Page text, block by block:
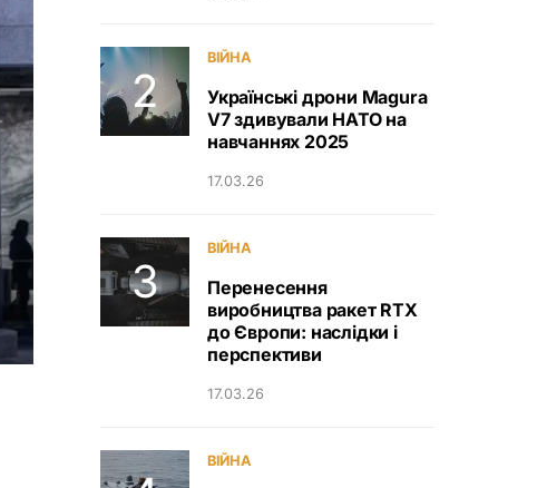
ВІЙНА
Українські дрони Magura
V7 здивували НАТО на
навчаннях 2025
17.03.26
ВІЙНА
Перенесення
виробництва ракет RTX
до Європи: наслідки і
перспективи
17.03.26
ВІЙНА